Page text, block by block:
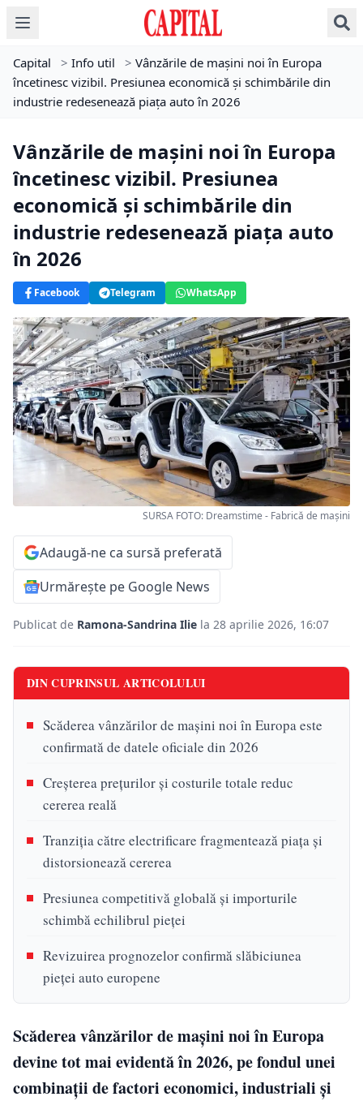
Capital > Info util > Vânzările de mașini noi în Europa
încetinesc vizibil. Presiunea economică și schimbările din
industrie redesenează piața auto în 2026
Vânzările de mașini noi în Europa
încetinesc vizibil. Presiunea
economică și schimbările din
industrie redesenează piața auto
în 2026
Facebook Telegram WhatsApp
SURSA FOTO: Dreamstime - Fabrică de mașini
Adaugă-ne ca sursă preferată
Urmărește pe Google News
Publicat de Ramona-Sandrina Ilie la 28 aprilie 2026, 16:07
DIN CUPRINSUL ARTICOLULUI
Scăderea vânzărilor de mașini noi în Europa este
confirmată de datele oficiale din 2026
Creșterea prețurilor și costurile totale reduc
cererea reală
Tranziția către electrificare fragmentează piața și
distorsionează cererea
Presiunea competitivă globală și importurile
schimbă echilibrul pieței
Revizuirea prognozelor confirmă slăbiciunea
pieței auto europene
Scăderea vânzărilor de mașini noi în Europa
devine tot mai evidentă în 2026, pe fondul unei
combinații de factori economici, industriali și